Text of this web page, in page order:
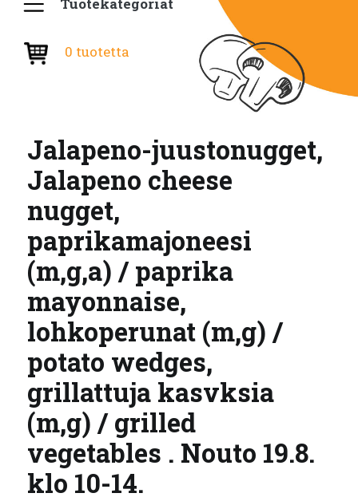
0 tuotetta
Jalapeno-juustonugget,
Jalapeno cheese
nugget,
paprikamajoneesi
(m,g,a) / paprika
mayonnaise,
lohkoperunat (m,g) /
potato wedges,
grillattuja kasvksia
(m,g) / grilled
vegetables . Nouto 19.8.
klo 10-14.